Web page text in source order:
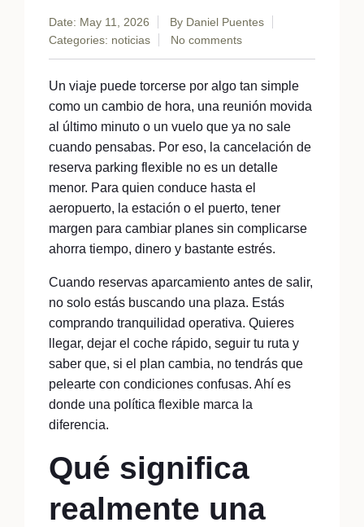
Date: May 11, 2026 By Daniel Puentes
Categories: noticias No comments
Un viaje puede torcerse por algo tan simple
como un cambio de hora, una reunión movida
al último minuto o un vuelo que ya no sale
cuando pensabas. Por eso, la cancelación de
reserva parking flexible no es un detalle
menor. Para quien conduce hasta el
aeropuerto, la estación o el puerto, tener
margen para cambiar planes sin complicarse
ahorra tiempo, dinero y bastante estrés.
Cuando reservas aparcamiento antes de salir,
no solo estás buscando una plaza. Estás
comprando tranquilidad operativa. Quieres
llegar, dejar el coche rápido, seguir tu ruta y
saber que, si el plan cambia, no tendrás que
pelearte con condiciones confusas. Ahí es
donde una política flexible marca la
diferencia.
Qué significa
realmente una